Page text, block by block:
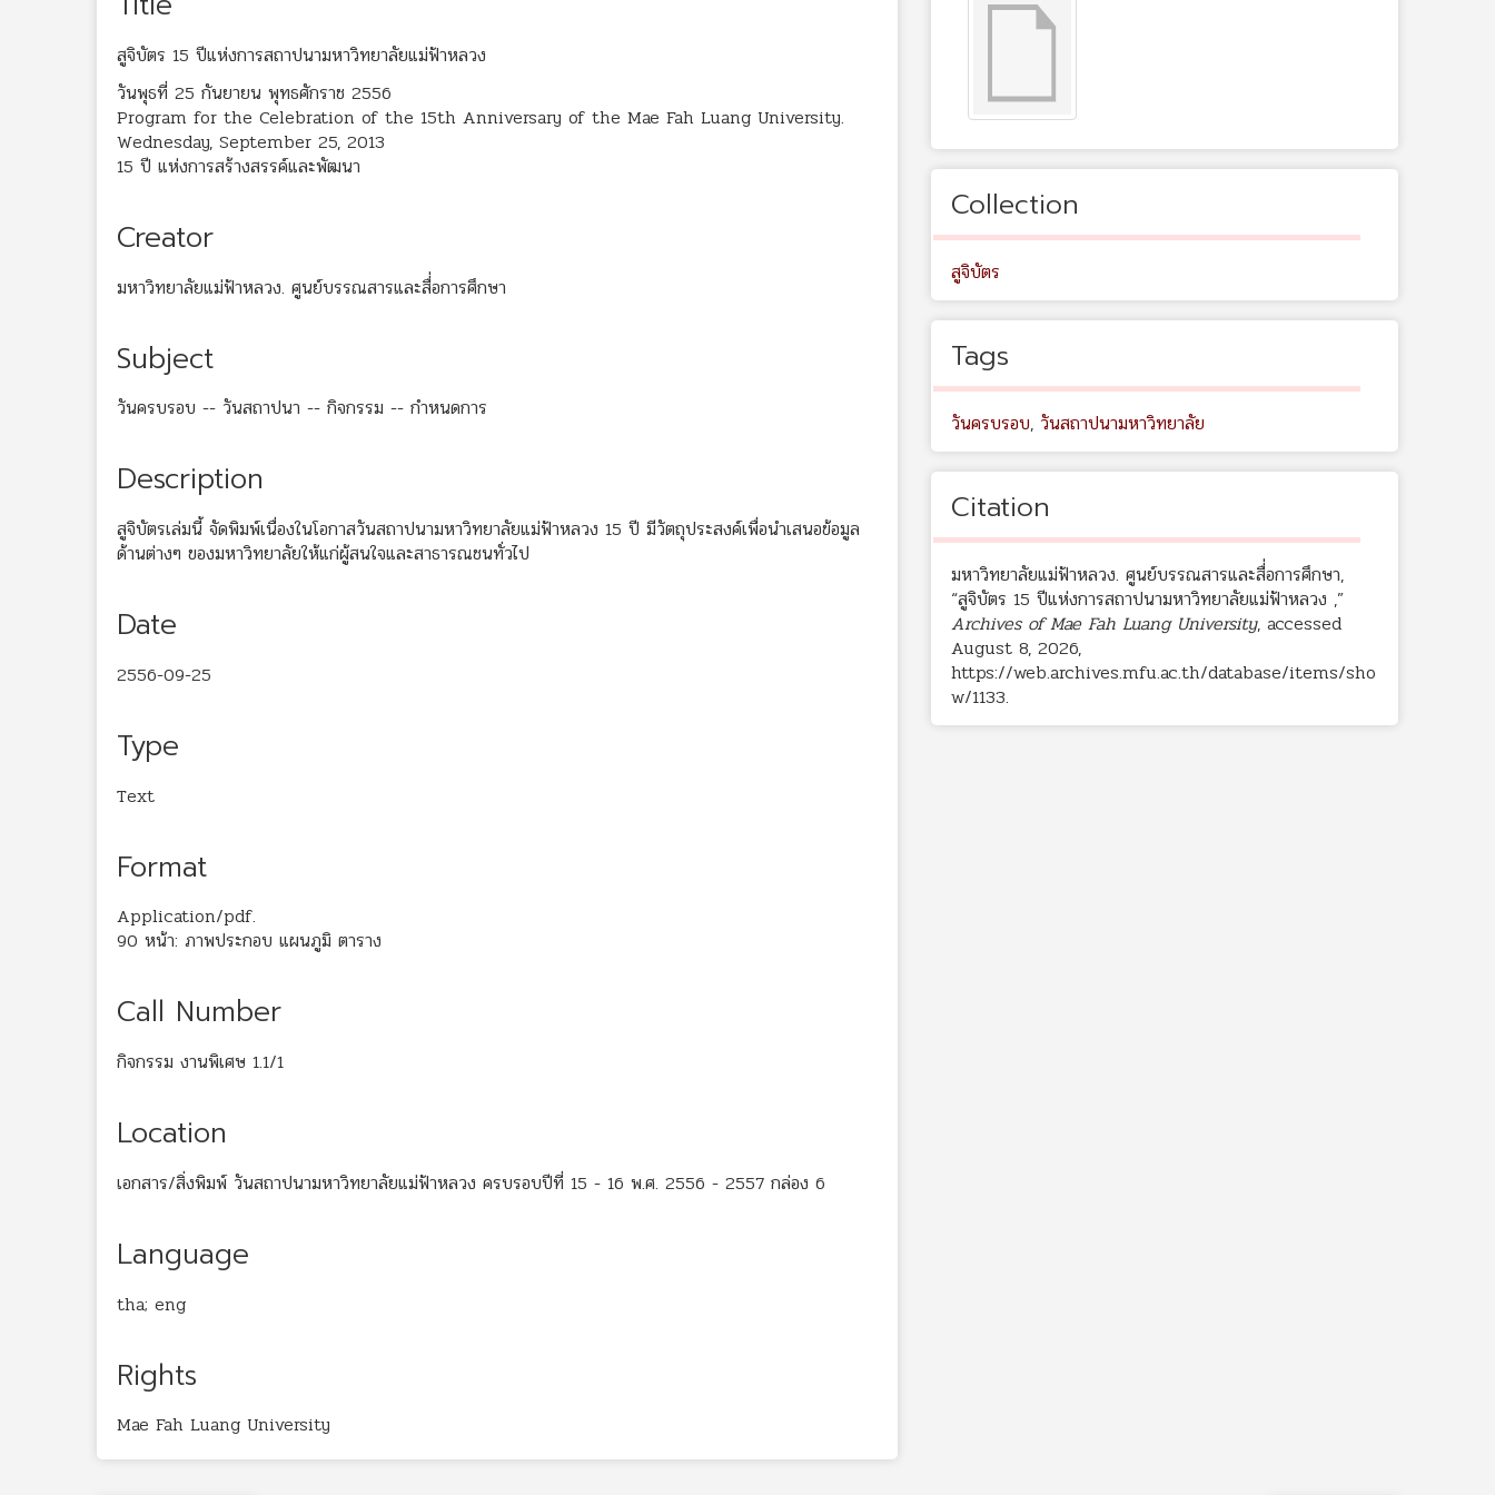
สูจิบัตร 15 ปีแห่งการสถาปนามหาวิทยาลัยแม่ฟ้าหลวง
วันพุธที่ 25 กันยายน พุทธศักราช 2556
Program for the Celebration of the 15th Anniversary of the Mae Fah Luang University.
Wednesday, September 25, 2013
15 ปี แห่งการสร้างสรรค์และพัฒนา
Creator
มหาวิทยาลัยแม่ฟ้าหลวง. ศูนย์บรรณสารและสื่่อการศึกษา
Subject
วันครบรอบ -- วันสถาปนา -- กิจกรรม -- กำหนดการ
Description
สูจิบัตรเล่มนี้ จัดพิมพ์เนื่องในโอกาสวันสถาปนามหาวิทยาลัยแม่ฟ้าหลวง 15 ปี มีวัตถุประสงค์เพื่อนำเสนอข้อมูล
ด้านต่างๆ ของมหาวิทยาลัยให้แก่ผู้สนใจและสาธารณชนทั่วไป
Date
2556-09-25
Type
Text
Format
Application/pdf.
90 หน้า: ภาพประกอบ แผนภูมิ ตาราง
Call Number
กิจกรรม งานพิเศษ 1.1/1
Location
เอกสาร/สิ่งพิมพ์ วันสถาปนามหาวิทยาลัยแม่ฟ้าหลวง ครบรอบปีที่ 15 - 16 พ.ศ. 2556 - 2557 กล่อง 6
Language
tha; eng
Rights
Mae Fah Luang University
Collection
สูจิบัตร
Tags
วันครบรอบ, วันสถาปนามหาวิทยาลัย
Citation
มหาวิทยาลัยแม่ฟ้าหลวง. ศูนย์บรรณสารและสื่่อการศึกษา,
“สูจิบัตร 15 ปีแห่งการสถาปนามหาวิทยาลัยแม่ฟ้าหลวง ,”
Archives of Mae Fah Luang University, accessed
August 8, 2026,
https://web.archives.mfu.ac.th/database/items/sho
w/1133.